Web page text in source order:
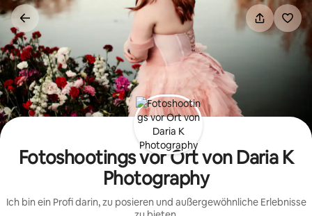
Inhalten
springen
Fotoshootings vor Ort von Daria K
Photography
Ich bin ein Profi darin, zu posieren und außergewöhnliche Erlebnisse